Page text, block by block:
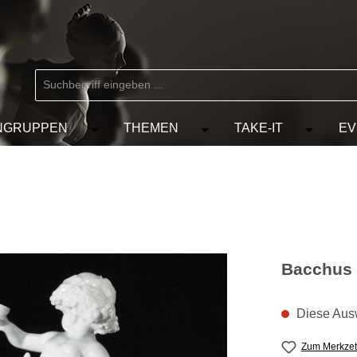
Kategorie MARKEN
das Dropdown der Kategorie KÜNSTLER
Öffne oder Schließe das Dropdown der
THEMEN Öffne oder Schließe das
TAKE-IT Öffne
Bacchus
Diese
Zum